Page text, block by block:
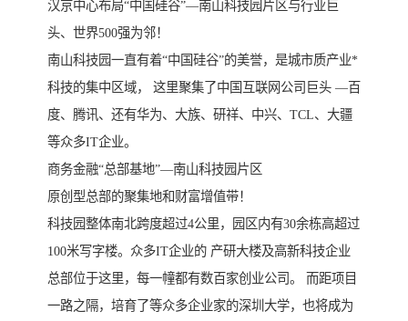
汉京中心布局“中国硅谷”—南山科技园片区与行业巨
头、世界500强为邻！
南山科技园一直有着“中国硅谷”的美誉，是城市质产业*
科技的集中区域， 这里聚集了中国互联网公司巨头 —百
度、腾讯、还有华为、大族、研祥、中兴、TCL、大疆
等众多IT企业。
商务金融“总部基地”—南山科技园片区
原创型总部的聚集地和财富增值带！
科技园整体南北跨度超过4公里，园区内有30余栋高超过
100米写字楼。众多IT企业的 产研大楼及高新科技企业
总部位于这里，每一幢都有数百家创业公司。 而距项目
一路之隔，培育了等众多企业家的深圳大学，也将成为